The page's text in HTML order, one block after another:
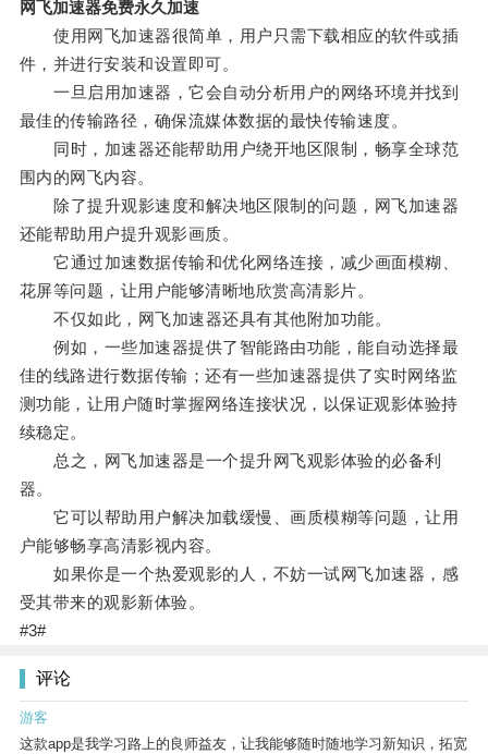
网飞加速器免费永久加速
使用网飞加速器很简单，用户只需下载相应的软件或插
件，并进行安装和设置即可。
一旦启用加速器，它会自动分析用户的网络环境并找到
最佳的传输路径，确保流媒体数据的最快传输速度。
同时，加速器还能帮助用户绕开地区限制，畅享全球范
围内的网飞内容。
除了提升观影速度和解决地区限制的问题，网飞加速器
还能帮助用户提升观影画质。
它通过加速数据传输和优化网络连接，减少画面模糊、
花屏等问题，让用户能够清晰地欣赏高清影片。
不仅如此，网飞加速器还具有其他附加功能。
例如，一些加速器提供了智能路由功能，能自动选择最
佳的线路进行数据传输；还有一些加速器提供了实时网络监
测功能，让用户随时掌握网络连接状况，以保证观影体验持
续稳定。
总之，网飞加速器是一个提升网飞观影体验的必备利
器。
它可以帮助用户解决加载缓慢、画质模糊等问题，让用
户能够畅享高清影视内容。
如果你是一个热爱观影的人，不妨一试网飞加速器，感
受其带来的观影新体验。
#3#
评论
游客
这款app是我学习路上的良师益友，让我能够随时随地学习新知识，拓宽